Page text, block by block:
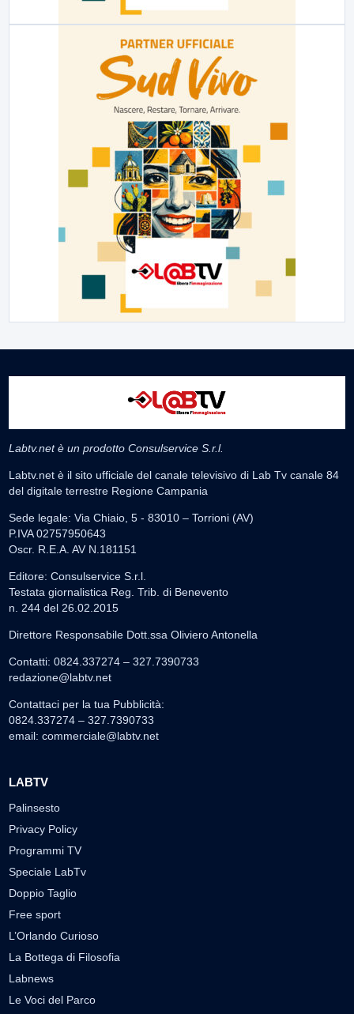
Labtv.net è un prodotto Consulservice S.r.l.
Labtv.net è il sito ufficiale del canale televisivo di Lab Tv canale 84
del digitale terrestre Regione Campania
Sede legale: Via Chiaio, 5 - 83010 – Torrioni (AV)
P.IVA 02757950643
Oscr. R.E.A. AV N.181151
Editore: Consulservice S.r.l.
Testata giornalistica Reg. Trib. di Benevento
n. 244 del 26.02.2015
Direttore Responsabile Dott.ssa Oliviero Antonella
Contatti: 0824.337274 – 327.7390733
redazione@labtv.net
Contattaci per la tua Pubblicità:
0824.337274 – 327.7390733
email: commerciale@labtv.net
LABTV
Palinsesto
Privacy Policy
Programmi TV
Speciale LabTv
Doppio Taglio
Free sport
L’Orlando Curioso
La Bottega di Filosofia
Labnews
Le Voci del Parco